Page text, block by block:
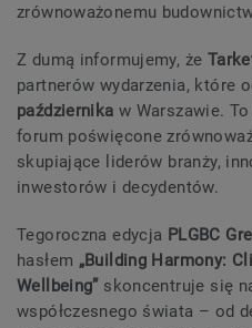
zrównoważonemu
Z dumą informujemy, że
partnerów wydarzenia, które
października w Warszawie.
forum poświęcone
skupiające liderów branży,
inwestorów i decydentów.
Tegoroczna edycja PLGBC
hasłem „Building Harmony:
Wellbeing”skoncentruje się
współczesnego świata – od